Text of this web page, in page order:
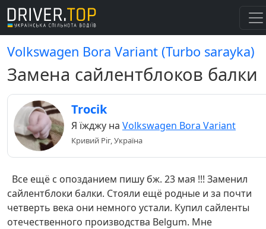
Volkswagen Bora Variant (Turbo sarayka)
Замена сайлентблоков балки
Trocik
Я їжджу на Volkswagen Bora Variant
Кривий Ріг, Україна
Все ещё с опозданием пишу бж. 23 мая !!! Заменил
сайлентблоки балки. Стояли ещё родные и за почти
четверть века они немного устали. Купил сайленты
отечественного производства Belgum. Мне